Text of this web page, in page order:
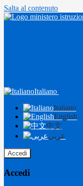
Salta al contenuto
Italiano
Italiano
English
中文
عربى
Accedi
Accedi